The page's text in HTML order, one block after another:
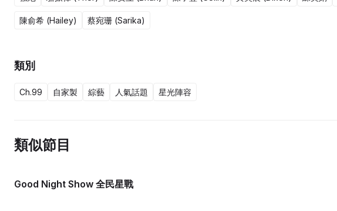
陳俞希 (Hailey) 蔡宛珊 (Sarika)
類別
Ch.99 自家製 綜藝 人氣話題 星光陣容
類似節目
Good Night Show 全民星戰